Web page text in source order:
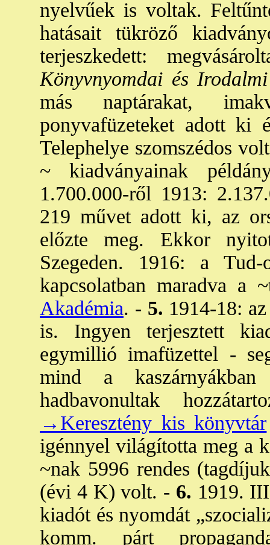
nyelvűek is voltak.
hatásait tükröző
terjeszkedett:
Könyvnyomdai és
más naptárakat,
ponyvafüzeteket adott ki
Telephelye szomszédos
~ kiadványainak
1.700.000-ről 1913:
219 művet adott ki, az
előzte meg. Ekkor
Szegeden. 1916: a
kapcsolatban maradva a
Akadémia. - 5. 1914-18:
is. Ingyen terjesztett
egymillió imafüzettel -
mind a
hadbavonultak
→Keresztény kis könyvtár
igénnyel világította meg a
~nak 5996 rendes
(évi 4 K) volt. - 6. 1919.
kiadót és nyomdát
komm. párt